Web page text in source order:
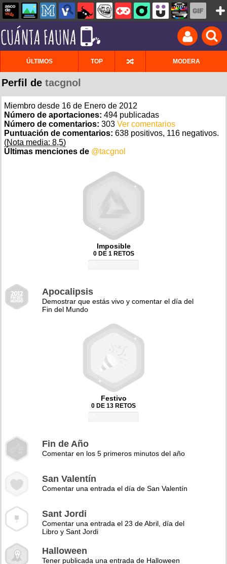
ÚLTIMOS TOP MODERA
Perfil de tacgnol
Miembro desde 16 de Enero de 2012
Número de aportaciones: 494 publicadas
Número de comentarios: 303 Ver comentarios
Puntuación de comentarios: 638 positivos, 116 negativos.
(Nota media: 8,5)
Últimas menciones de @tacgnol
Imposible
0 DE 1 RETOS
Apocalipsis
Demostrar que estás vivo y comentar el día del
Fin del Mundo
Festivo
0 DE 13 RETOS
Fin de Año
Comentar en los 5 primeros minutos del año
San Valentín
Comentar una entrada el día de San Valentín
Sant Jordi
Comentar una entrada el 23 de Abril, día del
Libro y Sant Jordi
Halloween
Tener publicada una entrada de Halloween